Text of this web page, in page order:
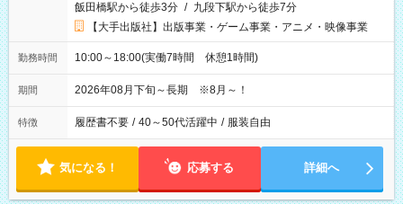
飯田橋駅から徒歩3分 / 九段下駅から徒歩7分
【大手出版社】出版事業・ゲーム事業・アニメ・映像事業
勤務時間 10:00～18:00(実働7時間 休憩1時間)
期間 2026年08月下旬～長期 ※8月～！
特徴 履歴書不要 / 40～50代活躍中 / 服装自由
気になる！ 応募する 詳細へ